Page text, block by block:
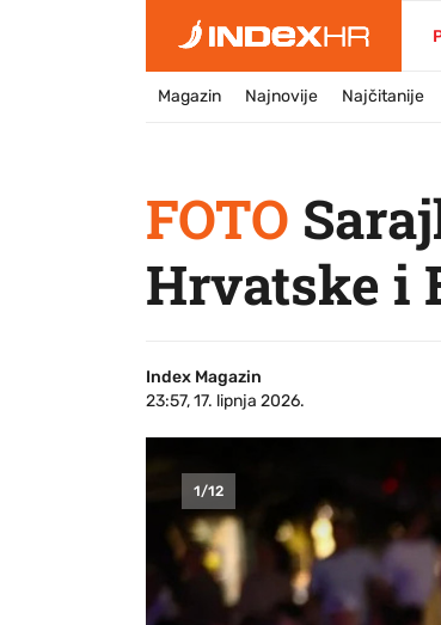
Magazin Najnovije Najčitanije
FOTO
Hrvatske i
Index Magazin
23:57, 17. lipnja 2026.
1/12